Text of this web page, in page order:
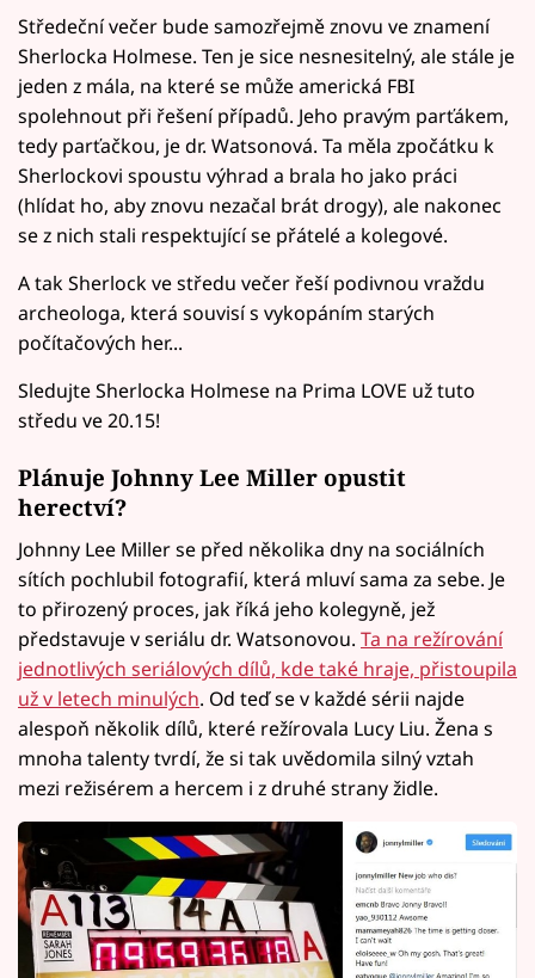
Středeční večer bude samozřejmě znovu ve znamení
Sherlocka Holmese. Ten je sice nesnesitelný, ale stále je
jeden z mála, na které se může americká FBI
spolehnout při řešení případů. Jeho pravým parťákem,
tedy parťačkou, je dr. Watsonová. Ta měla zpočátku k
Sherlockovi spoustu výhrad a brala ho jako práci
(hlídat ho, aby znovu nezačal brát drogy), ale nakonec
se z nich stali respektující se přátelé a kolegové.
A tak Sherlock ve středu večer řeší podivnou vraždu
archeologa, která souvisí s vykopáním starých
počítačových her...
Sledujte Sherlocka Holmese na Prima LOVE už tuto
středu ve 20.15!
Plánuje Johnny Lee Miller opustit
herectví?
Johnny Lee Miller se před několika dny na sociálních
sítích pochlubil fotografií, která mluví sama za sebe. Je
to přirozený proces, jak říká jeho kolegyně, jež
představuje v seriálu dr. Watsonovou. Ta na režírování
jednotlivých seriálových dílů, kde také hraje, přistoupila
už v letech minulých. Od teď se v každé sérii najde
alespoň několik dílů, které režírovala Lucy Liu. Žena s
mnoha talenty tvrdí, že si tak uvědomila silný vztah
mezi režisérem a hercem i z druhé strany židle.